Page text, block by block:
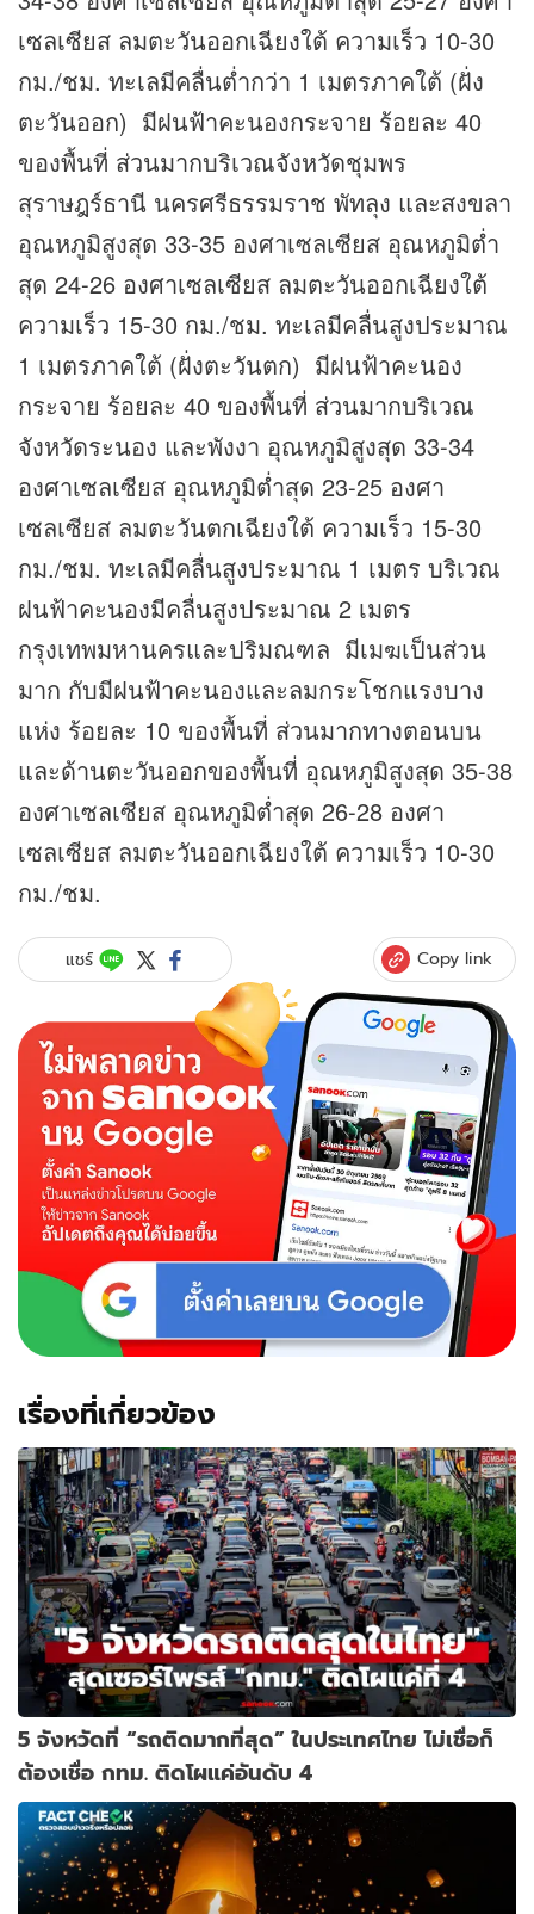
เซลเซียส ลมตะวันออกเฉียงใต้ ความเร็ว 10-30
กม./ชม. ทะเลมีคลื่นต่ำกว่า 1 เมตรภาคใต้ (ฝั่ง
ตะวันออก) มีฝนฟ้าคะนองกระจาย ร้อยละ 40
ของพื้นที่ ส่วนมากบริเวณจังหวัดชุมพร
สุราษฎร์ธานี นครศรีธรรมราช พัทลุง และสงขลา
อุณหภูมิสูงสุด 33-35 องศาเซลเซียส อุณหภูมิต่ำ
สุด 24-26 องศาเซลเซียส ลมตะวันออกเฉียงใต้
ความเร็ว 15-30 กม./ชม. ทะเลมีคลื่นสูงประมาณ
1 เมตรภาคใต้ (ฝั่งตะวันตก) มีฝนฟ้าคะนอง
กระจาย ร้อยละ 40 ของพื้นที่ ส่วนมากบริเวณ
จังหวัดระนอง และพังงา อุณหภูมิสูงสุด 33-34
องศาเซลเซียส อุณหภูมิต่ำสุด 23-25 องศา
เซลเซียส ลมตะวันตกเฉียงใต้ ความเร็ว 15-30
กม./ชม. ทะเลมีคลื่นสูงประมาณ 1 เมตร บริเวณ
ฝนฟ้าคะนองมีคลื่นสูงประมาณ 2 เมตร
กรุงเทพมหานครและปริมณฑล มีเมฆเป็นส่วน
มาก กับมีฝนฟ้าคะนองและลมกระโชกแรงบาง
แห่ง ร้อยละ 10 ของพื้นที่ ส่วนมากทางตอนบน
และด้านตะวันออกของพื้นที่ อุณหภูมิสูงสุด 35-38
องศาเซลเซียส อุณหภูมิต่ำสุด 26-28 องศา
เซลเซียส ลมตะวันออกเฉียงใต้ ความเร็ว 10-30
กม./ชม.
แชร์ Copy link
เรื่องที่เกี่ยวข้อง
5 จังหวัดที่ “รถติดมากที่สุด” ในประเทศไทย ไม่เชื่อก็
ต้องเชื่อ กทม. ติดโผแค่อันดับ 4